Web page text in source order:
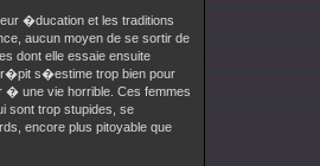
�ducation et les traditions
aucun moyen de se sortir de
dont elle essaie ensuite
s�estime trop bien pour
� une vie horrible. Ces femmes
trop stupides, se
encore plus pitoyable que